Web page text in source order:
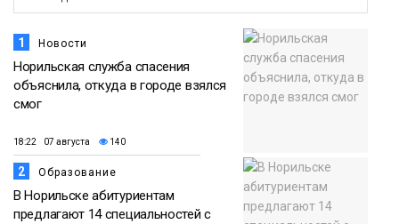
1 Новости
Норильская служба спасения
объяснила, откуда в городе взялся
смог
18:22 07 августа 140
2 Образование
В Норильске абитуриентам
предлагают 14 специальностей с